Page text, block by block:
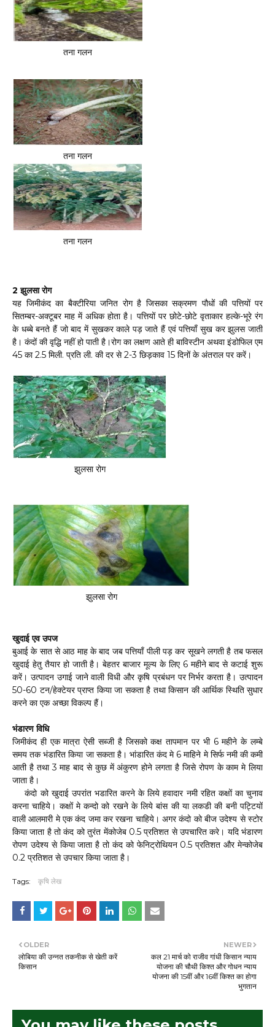
तना गलन
तना गलन
तना गलन
2 झुलसा रोग
यह जिमीकंद का बैक्टीरिया जनित रोग है जिसका सक्रमण पौधों की पत्तियों पर
सितम्बर-अक्टूबर माह में अधिक होता है। पत्तियों पर छोटे-छोटे वृताकार हल्के-भूरे रंग
के धब्बे बनते हैं जो बाद में सुखकर काले पड़ जाते हैं एवं पत्तियाँ सुख कर झुलस जाती
है। कंदों की वृद्धि नहीं हो पाती है।रोग का लक्षण आते ही बाविस्टीन अथवा इंडोफिल एम
45 का 2.5 मिली. प्रति ली. की दर से 2-3 छिड़काव 15 दिनों के अंतराल पर करें।
झुलसा रोग
झुलसा रोग
खुदाई एव उपज
बुआई के सात से आठ माह के बाद जब पत्तियाँ पीली पड़ कर सूखने लगती है तब फसल
खुदाई हेतु तैयार हो जाती है। बेहतर बाजार मूल्य के लिए 6 महीने बाद से कटाई शुरू
करें। उत्पादन उगाई जाने वाली विधी और कृषि प्रबंधन पर निर्भर करता है। उत्पादन
50-60 टन/हेक्टेयर प्राप्त किया जा सकता है तथा किसान की आर्थिक स्थिति सुधार
करने का एक अच्छा विकल्प हैं।
भंडारण विधि
जिमीकंद ही एक मात्रा ऐसी सब्जी है जिसको कक्ष तापमान पर भी 6 महीने के लम्बे
समय तक भंडारित किया जा सकता है। भांडारित कंद मे 6 माहिने मे सिर्फ नमी की कमी
आती है तथा 3 माह बाद से कुछ में अंकुरण होने लगता है जिसे रोपण के काम मे लिया
जाता है।
कंदो को खुदाई उपरांत भडारित करने के लिये हवादार नमी रहित कक्षों का चुनाव
करना चाहिये। कक्षों मे कन्दो को रखने के लिये बांस की या लकडी की बनी पट्टियों
वाली आलमारी मे एक कंद जमा कर रखना चाहिये। अगर कंदो को बीज उदेश्य से स्टोर
किया जाता है तो कंद को तुरंत मेंकोजेब 0.5 प्रतिशत से उपचारित करे। यदि भंडारण
रोपण उदेश्य से किया जाता है तो कंद को फेनिट्रोथियन 0.5 प्रतिशत और मेन्कोजेब
0.2 प्रतिशत से उपचार किया जाता है।
Tags: कृषि लेख
NEWER
कल 21 मार्च को राजीव गांधी किसान न्याय
योजना की चौथी किश्त और गोधन न्याय
योजना की 15वीं और 16वीं किश्त का होगा
भुगतान
OLDER
लोबिया की उन्नत तकनीक से खेती करें
किसान